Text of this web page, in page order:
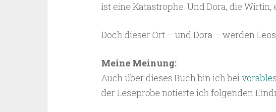
ist eine Katastrophe. Und Dora, die Wirtin,
Doch dieser Ort – und Dora – werden
Meine Meinung:
Auch über dieses Buch bin ich bei
der Leseprobe notierte ich folgenden